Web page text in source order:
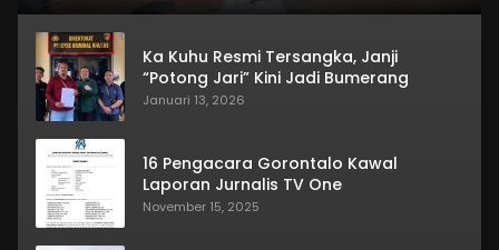
Ka Kuhu Resmi Tersangka, Janji
“Potong Jari” Kini Jadi Bumerang
Januari 13, 2026
16 Pengacara Gorontalo Kawal
Laporan Jurnalis TV One
November 15, 2025